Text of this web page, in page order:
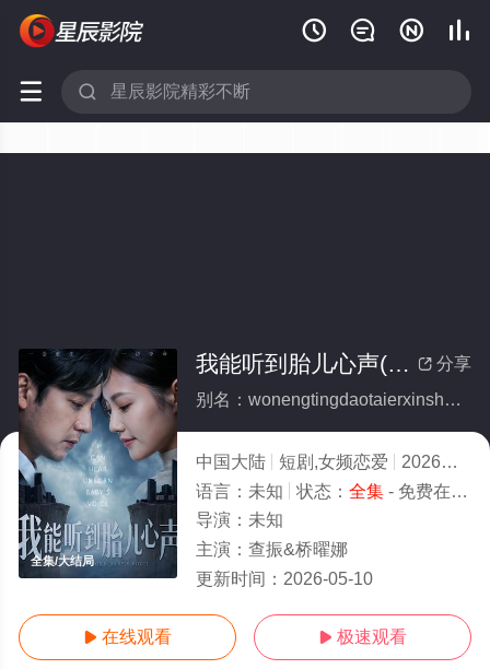
   
 
全集/大结局
 分享
我能听到胎儿心声(全集)
别名：wonengtingdaotaierxinsheng
中国大陆 短剧,女频恋爱 2026
1.0
语言： 未知 状态： 全集- 免费在线观看
导演： 未知
主演： 查振&桥曜娜
更新时间： 2026-05-10
 在线观看  极速观看